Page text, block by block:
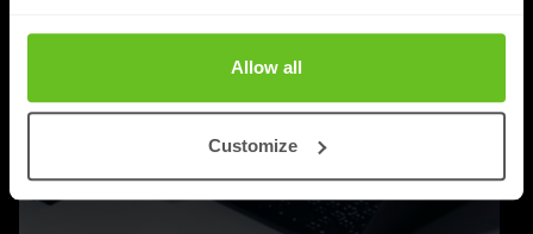
Allow all
Customize